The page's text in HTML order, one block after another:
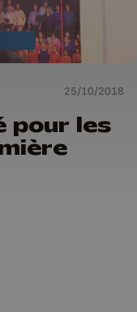
25/10/2018
pour les